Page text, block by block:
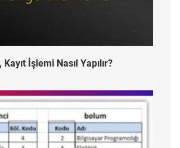
İşlemi Nasıl Yapılır?